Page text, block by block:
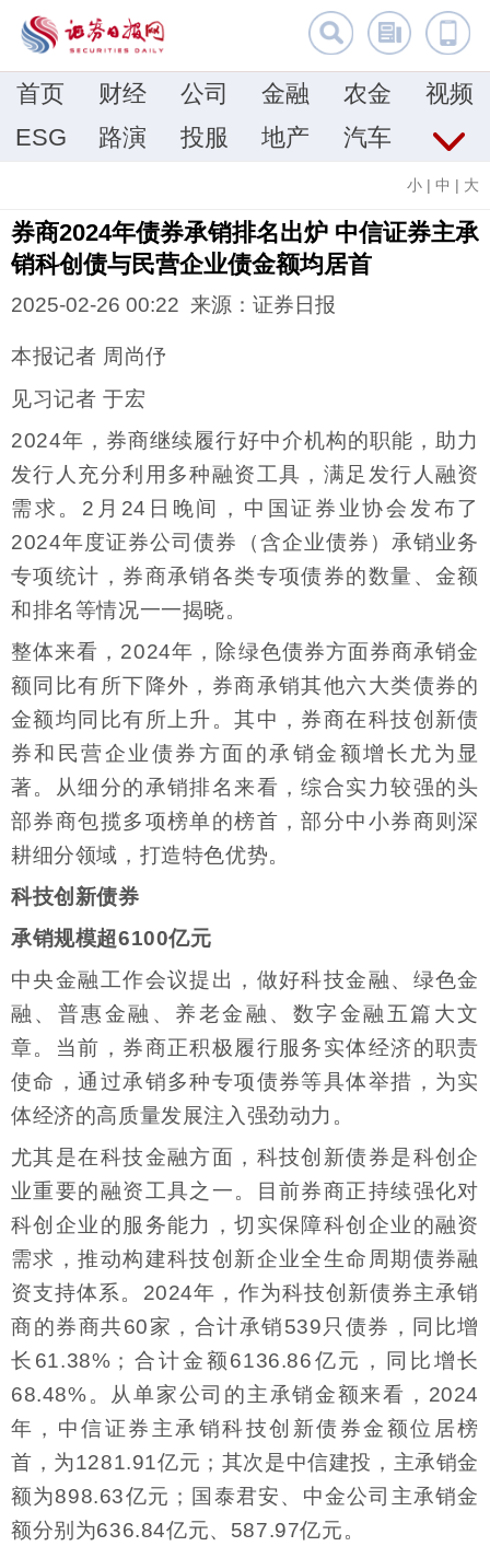
首页 财经 公司 金融 农金
视频
ESG
路演 投服 地产 汽车
小 | 中 | 大
券商2024年债券承销排名出炉 中信证券主承
销科创债与民营企业债金额均居首
2025-02-26 00:22 来源：证券日报
本报记者 周尚伃
见习记者 于宏
2024年，券商继续履行好中介机构的职能，助力
发行人充分利用多种融资工具，满足发行人融资
需求。2月24日晚间，中国证券业协会发布了
2024年度证券公司债券（含企业债券）承销业务
专项统计，券商承销各类专项债券的数量、金额
和排名等情况一一揭晓。
整体来看，2024年，除绿色债券方面券商承销金
额同比有所下降外，券商承销其他六大类债券的
金额均同比有所上升。其中，券商在科技创新债
券和民营企业债券方面的承销金额增长尤为显
著。从细分的承销排名来看，综合实力较强的头
部券商包揽多项榜单的榜首，部分中小券商则深
耕细分领域，打造特色优势。
科技创新债券
承销规模超6100亿元
中央金融工作会议提出，做好科技金融、绿色金
融、普惠金融、养老金融、数字金融五篇大文
章。当前，券商正积极履行服务实体经济的职责
使命，通过承销多种专项债券等具体举措，为实
体经济的高质量发展注入强劲动力。
尤其是在科技金融方面，科技创新债券是科创企
业重要的融资工具之一。目前券商正持续强化对
科创企业的服务能力，切实保障科创企业的融资
需求，推动构建科技创新企业全生命周期债券融
资支持体系。2024年，作为科技创新债券主承销
商的券商共60家，合计承销539只债券，同比增
长61.38%；合计金额6136.86亿元，同比增长
68.48%。从单家公司的主承销金额来看，2024
年，中信证券主承销科技创新债券金额位居榜
首，为1281.91亿元；其次是中信建投，主承销金
额为898.63亿元；国泰君安、中金公司主承销金
额分别为636.84亿元、587.97亿元。